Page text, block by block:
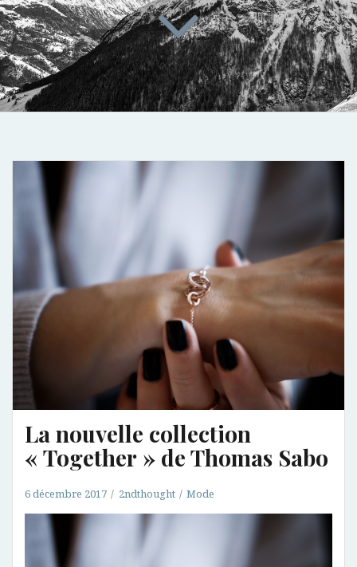
La nouvelle collection
« Together » de Thomas Sabo
6 décembre 2017 2ndthought Mode